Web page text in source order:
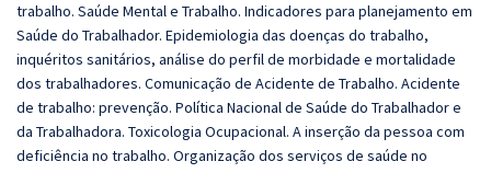
trabalho. Saúde Mental e Trabalho. Indicadores para planejamento em
Saúde do Trabalhador. Epidemiologia das doenças do trabalho,
inquéritos sanitários, análise do perfil de morbidade e mortalidade
dos trabalhadores. Comunicação de Acidente de Trabalho. Acidente
de trabalho: prevenção. Política Nacional de Saúde do Trabalhador e
da Trabalhadora. Toxicologia Ocupacional. A inserção da pessoa com
deficiência no trabalho. Organização dos serviços de saúde no